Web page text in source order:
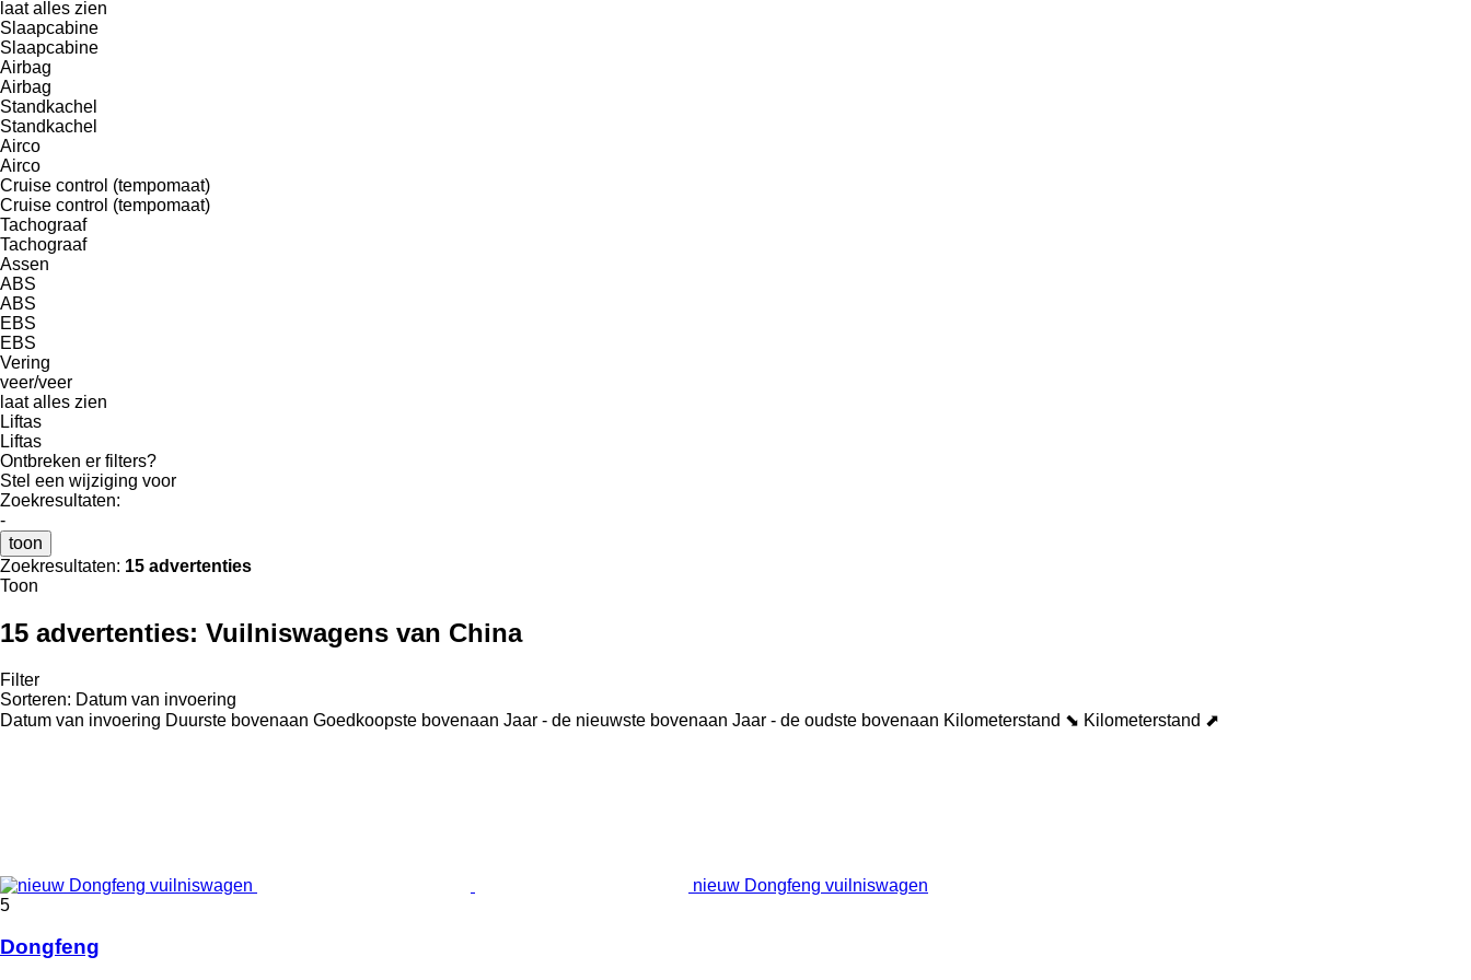
laat alles zien
Slaapcabine
Slaapcabine
Airbag
Airbag
Standkachel
Standkachel
Airco
Airco
Cruise control (tempomaat)
Cruise control (tempomaat)
Tachograaf
Tachograaf
Assen
ABS
ABS
EBS
EBS
Vering
veer/veer
laat alles zien
Liftas
Liftas
Ontbreken er filters?
Stel een wijziging voor
Zoekresultaten:
-
toon
Zoekresultaten: 15 advertenties
Toon
15 advertenties: Vuilniswagens van China
Filter
Sorteren: Datum van invoering
Datum van invoering Duurste bovenaan Goedkoopste bovenaan Jaar - de nieuwste bovenaan Jaar - de oudste bovenaan Kilometerstand ⬊ Kilometerstand ⬈
nieuw Dongfeng vuilniswagen
5
Dongfeng